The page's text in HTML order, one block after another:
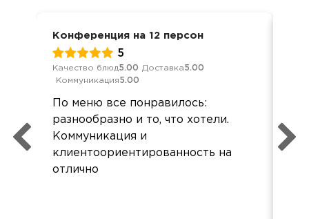
Конференция на 12 персон
5
Качество блюд5.00 Доставка5.00
Коммуникация5.00
По меню все понравилось:
разнообразно и то, что хотели.
Коммуникация и
клиентоориентированность на
отлично